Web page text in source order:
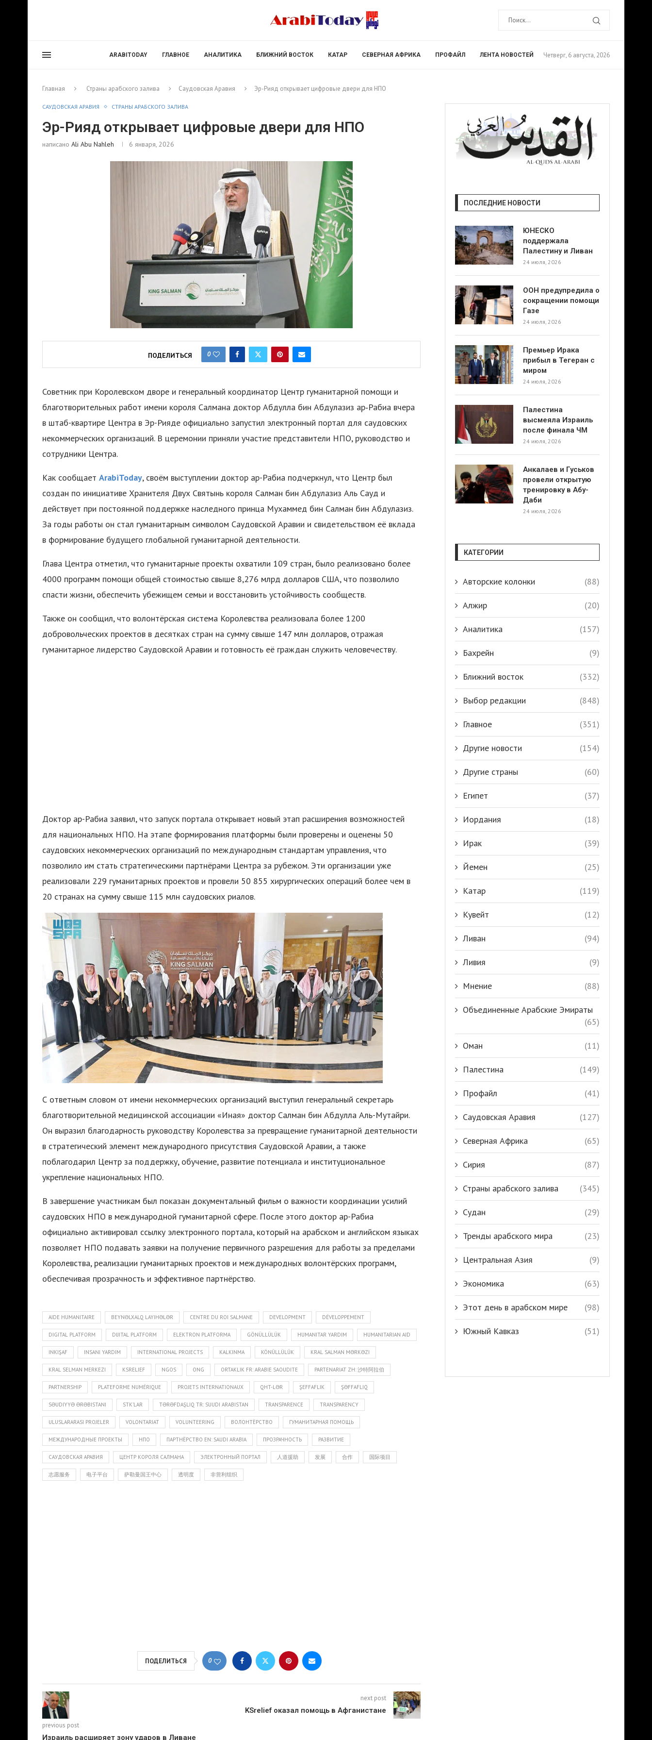
ARABITODAY ГЛАВНОЕ АНАЛИТИКА БЛИЖНИЙ ВОСТОК КАТАР СЕВЕРНАЯ АФРИКА ПРОФАЙЛ ЛЕНТА НОВОСТЕЙ Четверг, 6 августа, 2026
Главная Страны арабского залива Саудовская Аравия Эр-Рияд открывает цифровые двери для НПО
САУДОВСКАЯ АРАВИЯ СТРАНЫ АРАБСКОГО ЗАЛИВА
Эр-Рияд открывает цифровые двери для НПО
написано Ali Abu Nahleh 6 января, 2026
ПОДЕЛИТЬСЯ 0
Советник при Королевском дворе и генеральный координатор Центр гуманитарной помощи и
благотворительных работ имени короля Салмана доктор Абдулла бин Абдулазиз ар‑Рабиа вчера
в штаб-квартире Центра в Эр-Рияде официально запустил электронный портал для саудовских
некоммерческих организаций. В церемонии приняли участие представители НПО, руководство и
сотрудники Центра.
Как сообщает ArabiToday, своём выступлении доктор ар-Рабиа подчеркнул, что Центр был
создан по инициативе Хранителя Двух Святынь короля Салман бин Абдулазиз Аль Сауд и
действует при постоянной поддержке наследного принца Мухаммед бин Салман бин Абдулазиз.
За годы работы он стал гуманитарным символом Саудовской Аравии и свидетельством её вклада
в формирование будущего глобальной гуманитарной деятельности.
Глава Центра отметил, что гуманитарные проекты охватили 109 стран, было реализовано более
4000 программ помощи общей стоимостью свыше 8,276 млрд долларов США, что позволило
спасти жизни, обеспечить убежищем семьи и восстановить устойчивость сообществ.
Также он сообщил, что волонтёрская система Королевства реализовала более 1200
добровольческих проектов в десятках стран на сумму свыше 147 млн долларов, отражая
гуманитарное лидерство Саудовской Аравии и готовность её граждан служить человечеству.
Доктор ар-Рабиа заявил, что запуск портала открывает новый этап расширения возможностей
для национальных НПО. На этапе формирования платформы были проверены и оценены 50
саудовских некоммерческих организаций по международным стандартам управления, что
позволило им стать стратегическими партнёрами Центра за рубежом. Эти организации уже
реализовали 229 гуманитарных проектов и провели 50 855 хирургических операций более чем в
20 странах на сумму свыше 115 млн саудовских риалов.
С ответным словом от имени некоммерческих организаций выступил генеральный секретарь
благотворительной медицинской ассоциации «Иная» доктор Салман бин Абдулла Аль-Мутайри.
Он выразил благодарность руководству Королевства за превращение гуманитарной деятельности
в стратегический элемент международного присутствия Саудовской Аравии, а также
поблагодарил Центр за поддержку, обучение, развитие потенциала и институциональное
укрепление национальных НПО.
В завершение участникам был показан документальный фильм о важности координации усилий
саудовских НПО в международной гуманитарной сфере. После этого доктор ар-Рабиа
официально активировал ссылку электронного портала, который на арабском и английском языках
позволяет НПО подавать заявки на получение первичного разрешения для работы за пределами
Королевства, реализации гуманитарных проектов и международных волонтёрских программ,
обеспечивая прозрачность и эффективное партнёрство.
AIDE HUMANITAIRE BEYNƏLXALQ LAYIHƏLƏR CENTRE DU ROI SALMANE DEVELOPMENT DÉVELOPPEMENT
DIGITAL PLATFORM DIJITAL PLATFORM ELEKTRON PLATFORMA GÖNÜLLÜLÜK HUMANITAR YARDIM HUMANITARIAN AID
INKIŞAF INSANI YARDIM INTERNATIONAL PROJECTS KALKINMA KÖNÜLLÜLÜK KRAL SALMAN MƏRKƏZI
KRAL SELMAN MERKEZI KSRELIEF NGOS ONG ORTAKLIK FR: ARABIE SAOUDITE PARTENARIAT ZH: 沙特阿拉伯
PARTNERSHIP PLATEFORME NUMÉRIQUE PROJETS INTERNATIONAUX QHT-LƏR ŞEFFAFLIK ŞƏFFAFLIQ
SƏUDIYYƏ ƏRƏBISTANI STK’LAR TƏRƏFDAŞLIQ TR: SUUDI ARABISTAN TRANSPARENCE TRANSPARENCY
ULUSLARARASI PROJELER VOLONTARIAT VOLUNTEERING ВОЛОНТЁРСТВО ГУМАНИТАРНАЯ ПОМОЩЬ
МЕЖДУНАРОДНЫЕ ПРОЕКТЫ НПО ПАРТНЁРСТВО EN: SAUDI ARABIA ПРОЗРАЧНОСТЬ РАЗВИТИЕ
САУДОВСКАЯ АРАВИЯ ЦЕНТР КОРОЛЯ САЛМАНА ЭЛЕКТРОННЫЙ ПОРТАЛ 人道援助 发展 合作 国际项目
志愿服务 电子平台 萨勒曼国王中心 透明度 非营利组织
ПОДЕЛИТЬСЯ 0
previous post
Израиль расширяет зону ударов в Ливане
next post
KSrelief оказал помощь в Афганистане
ПОСЛЕДНИЕ НОВОСТИ
ЮНЕСКО
поддержала
Палестину и Ливан
24 июля, 2026
ООН предупредила о
сокращении помощи
Газе
24 июля, 2026
Премьер Ирака
прибыл в Тегеран с
миром
24 июля, 2026
Палестина
высмеяла Израиль
после финала ЧМ
24 июля, 2026
Анкалаев и Гуськов
провели открытую
тренировку в Абу-
Даби
24 июля, 2026
КАТЕГОРИИ
Авторские колонки (88)
Алжир (20)
Аналитика (157)
Бахрейн (9)
Ближний восток (332)
Выбор редакции (848)
Главное (351)
Другие новости (154)
Другие страны (60)
Египет (37)
Иордания (18)
Ирак (39)
Йемен (25)
Катар (119)
Кувейт (12)
Ливан (94)
Ливия (9)
Мнение (88)
Объединенные Арабские Эмираты
(65)
Оман (11)
Палестина (149)
Профайл (41)
Саудовская Аравия (127)
Северная Африка (65)
Сирия (87)
Страны арабского залива (345)
Судан (29)
Тренды арабского мира (23)
Центральная Азия (9)
Экономика (63)
Этот день в арабском мире (98)
Южный Кавказ (51)